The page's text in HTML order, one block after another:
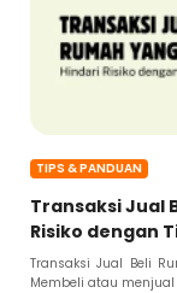
TIPS & PANDUAN
Transaksi Jual
Risiko dengan
Transaksi Jual Beli
Membeli atau menjual